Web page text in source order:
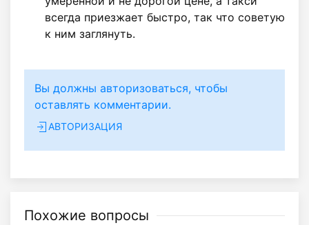
всегда приезжает быстро, так что советую
к ним заглянуть.
Вы должны авторизоваться, чтобы
оставлять комментарии.
АВТОРИЗАЦИЯ
Похожие вопросы